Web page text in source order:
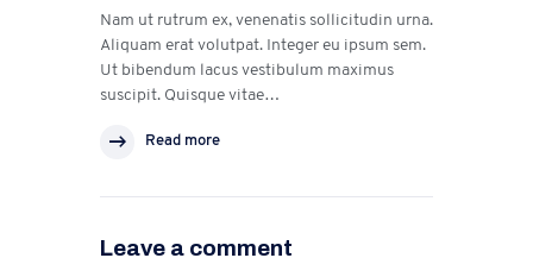
Nam ut rutrum ex, venenatis sollicitudin urna.
Aliquam erat volutpat. Integer eu ipsum sem.
Ut bibendum lacus vestibulum maximus
suscipit. Quisque vitae…
Read more
Leave a comment